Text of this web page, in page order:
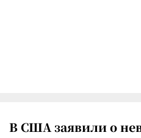
В США заявили о